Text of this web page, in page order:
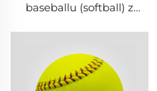
baseballu (softball) z